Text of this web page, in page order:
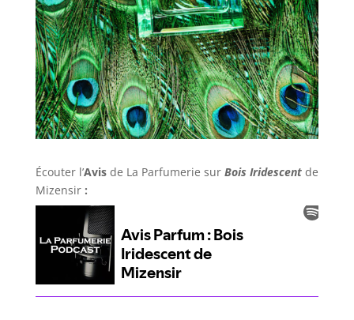
Écouter l’Avis de La Parfumerie sur Bois Iridescent de
Mizensir: